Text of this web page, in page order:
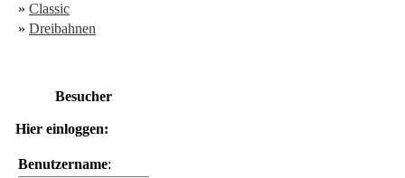
» Classic
» Dreibahnen
Besucher
Hier einloggen:
Benutzername: